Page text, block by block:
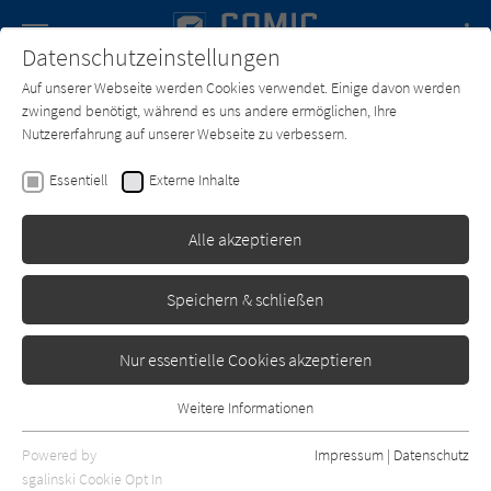
SUCHE Forum Charts Newsletter
Darick Robertson
Standard
nur rezensierte Titel anzeigen
Datenschutzeinstellungen
Auf unserer Webseite werden Cookies verwendet. Einige davon werden
zwingend benötigt, während es uns andere ermöglichen, Ihre
Nutzererfahrung auf unserer Webseite zu verbessern.
Essentiell Externe Inhalte
Alle akzeptieren
Speichern & schließen
Nur essentielle Cookies akzeptieren
Essentielle Cookies werden für grundlegende Funktionen der
Webseite benötigt. Dadurch ist gewährleistet, dass die Webseite
Weitere Informationen
Powered by
sgalinski Cookie Opt In
Impressum | Datenschutz